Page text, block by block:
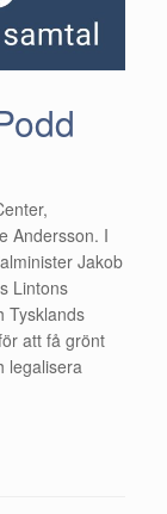
Andersson. I
Jakob
Lintons
Tysklands
att få grönt
legalisera